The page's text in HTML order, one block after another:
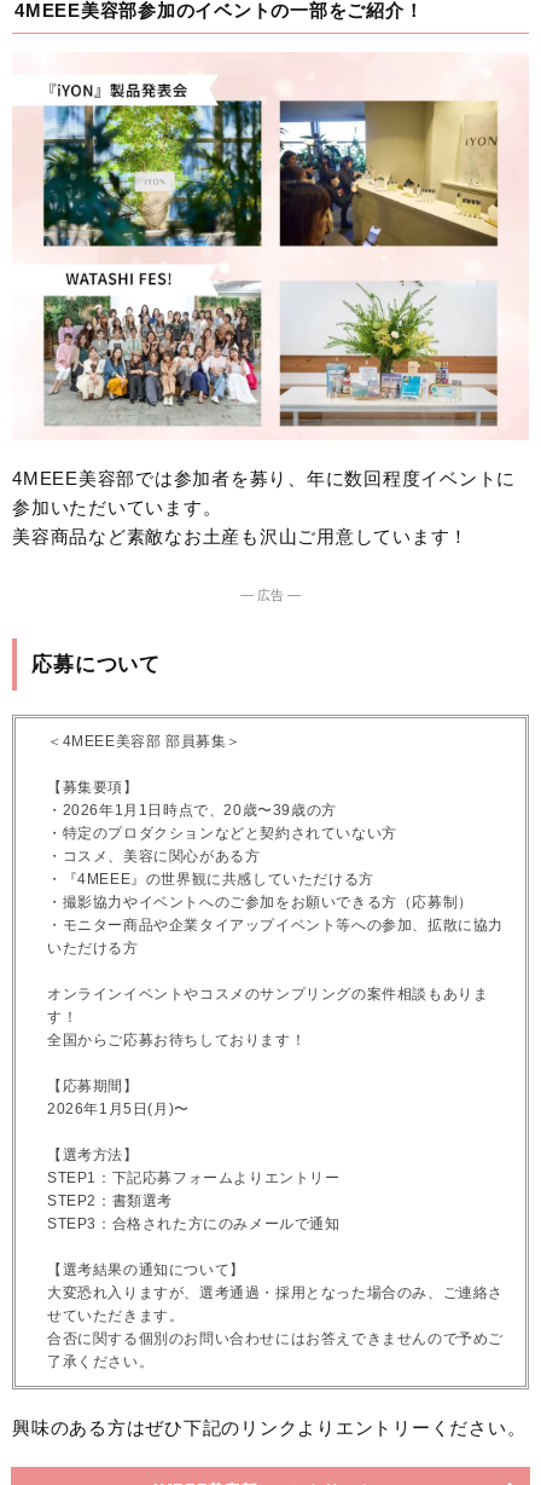
4MEEE美容部参加のイベントの一部をご紹介！
4MEEE美容部では参加者を募り、年に数回程度イベントに
参加いただいています。
美容商品など素敵なお土産も沢山ご用意しています！
― 広告 ―
応募について
＜4MEEE美容部 部員募集＞
【募集要項】
・2026年1月1日時点で、20歳〜39歳の方
・特定のプロダクションなどと契約されていない方
・コスメ、美容に関心がある方
・『4MEEE』の世界観に共感していただける方
・撮影協力やイベントへのご参加をお願いできる方（応募制）
・モニター商品や企業タイアップイベント等への参加、拡散に協力
いただける方
オンラインイベントやコスメのサンプリングの案件相談もありま
す！
全国からご応募お待ちしております！
【応募期間】
2026年1月5日(月)〜
【選考方法】
STEP1：下記応募フォームよりエントリー
STEP2：書類選考
STEP3：合格された方にのみメールで通知
【選考結果の通知について】
大変恐れ入りますが、選考通過・採用となった場合のみ、ご連絡さ
せていただきます。
合否に関する個別のお問い合わせにはお答えできませんので予めご
了承ください。
興味のある方はぜひ下記のリンクよりエントリーください。